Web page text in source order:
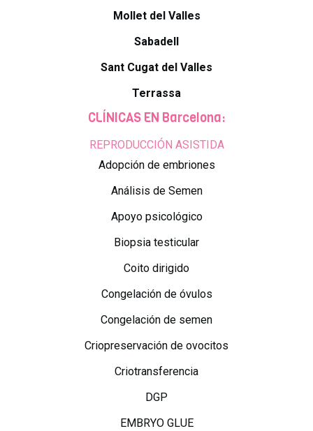
Mollet del Valles
Sabadell
Sant Cugat del Valles
Terrassa
CLÍNICAS EN Barcelona:
REPRODUCCIÓN ASISTIDA
Adopción de embriones
Análisis de Semen
Apoyo psicológico
Biopsia testicular
Coito dirigido
Congelación de óvulos
Congelación de semen
Criopreservación de ovocitos
Criotransferencia
DGP
EMBRYO GLUE